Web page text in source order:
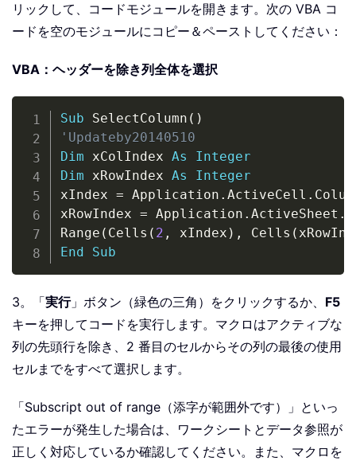
リックして、コードモジュールを開きます。次の VBA コ
ードを空のモジュールにコピー＆ペーストしてください：
VBA：ヘッダーを除き列全体を選択
Sub SelectColumn ( )
'Updateby20140510
Dim xColIndex As
Integer
Dim xRowIndex As
Integer
xIndex = Application . ActiveCell .
xRowIndex = Application . ActiveSheet .
Range ( Cells ( 2 , xIndex ) , Cells (
End
Sub
3。「実行」ボタン（緑色の三角）をクリックするか、 F5
キーを押してコードを実行します。マクロはアクティブな
列の先頭行を除き、2 番目のセルからその列の最後の使用
セルまでをすべて選択します。
「Subscript out of range（添字が範囲外です）」といっ
たエラーが発生した場合は、ワークシートとデータ参照が
正しく対応しているか確認してください。また、マクロを